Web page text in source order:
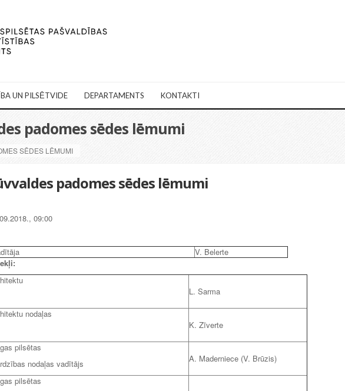
UN PILSĒTVIDE DEPARTAMENTS KONTAKTI
padomes sēdes lēmumi
SĒDES LĒMUMI
padomes sēdes lēmumi
09:00
V. Belerte
L. Sarma
nodaļas
K. Zīverte
pilsētas
nodaļas vadītājs
A. Maderniece (V. Brūzis)
pilsētas